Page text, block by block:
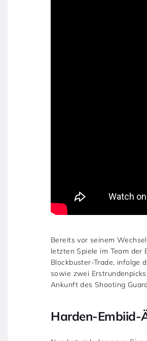
Bereits vor seinem
letzten Spiele im Team der
Blockbuster-Trade, infolge
sowie zwei
Ankunft des Shooting
Harden-Embiid-